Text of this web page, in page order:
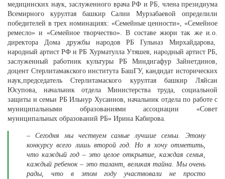
медицинских наук, заслуженного врача РФ и РБ, члена президиума
Всемирного курултая башкир Салии Мурзабаевой определили
победителей в трех номинациях: «Семейные ценности», «Семейное
ремесло» и «Семейное творчество». В составе жюри так же и.о.
директора Дома дружбы народовРБ
Гульназ Мирхайдарова,
народный артистРФ иРБ Хурматулла Утяшев, народный артистРБ,
заслуженный работник культуры РБ Миндигафур Зайнетдинов,
доцент Стерлитамакского института БашГУ, кандидат исторических
наук,председатель Стерлитамаского курултая башкир Ляйсан
Юсупова, начальник отдела Министерства труда, социальной
защиты и семьи РБ Ильнур Хусаинов, начальник отдела по работе с
муниципальными образованиямиассоциации «Совет
муниципальных образований РБ» Ирина Кабирова.
– Сегодня мы чествуем самые лучшие семьи. Этому
конкурсу всего лишь второй год. Но я хочу отметить,
что каждый год – это целое открытие, каждая семья,
каждый ребенок – это талант, великая тайна. Мы очень
рады, что в этом году участвовали не просто